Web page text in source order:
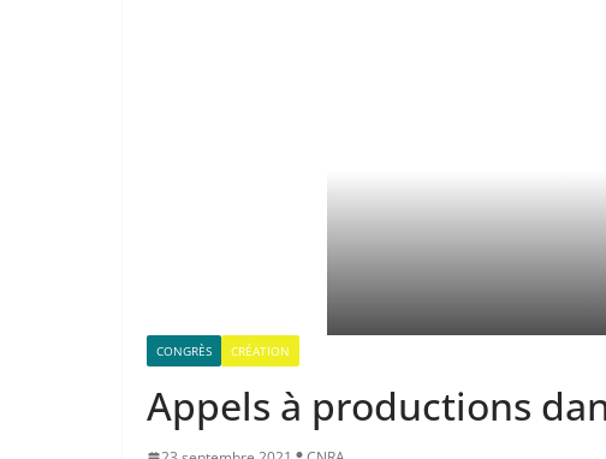
CONGRÈS CRÉATION
Appels à productions